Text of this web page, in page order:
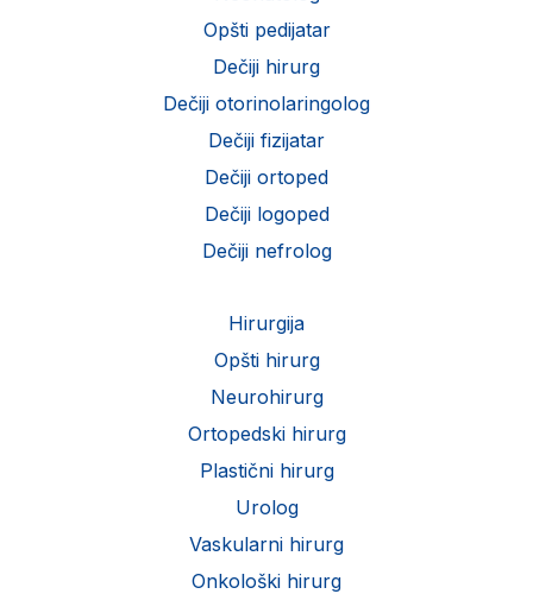
Opšti pedijatar
Dečiji hirurg
Dečiji otorinolaringolog
Dečiji fizijatar
Dečiji ortoped
Dečiji logoped
Dečiji nefrolog
Hirurgija
Opšti hirurg
Neurohirurg
Ortopedski hirurg
Plastični hirurg
Urolog
Vaskularni hirurg
Onkološki hirurg